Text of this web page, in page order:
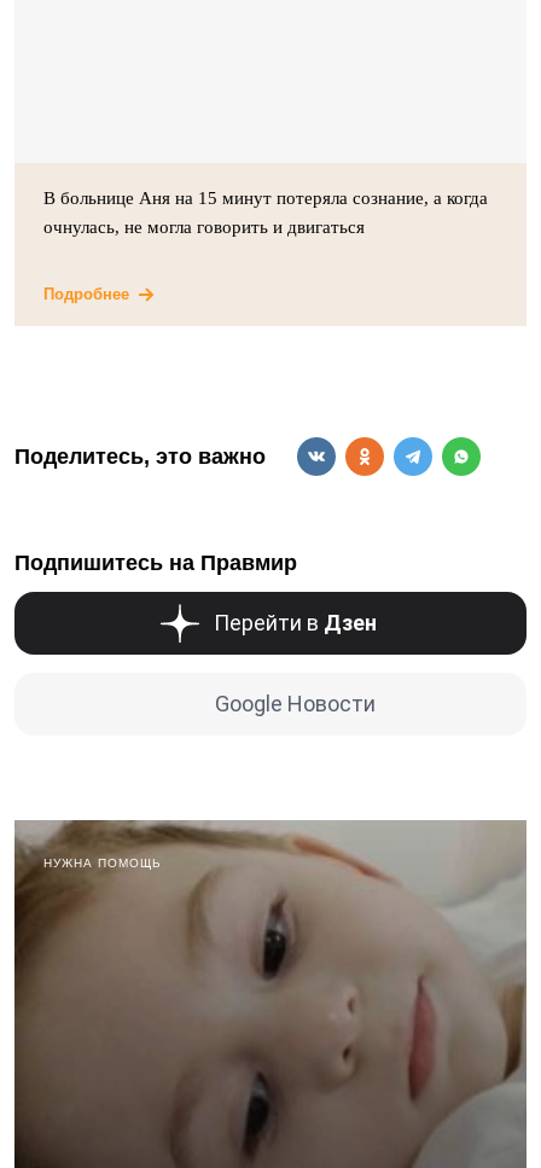
В больнице Аня на 15 минут потеряла сознание, а когда
очнулась, не могла говорить и двигаться
Подробнее
Поделитесь, это важно
Подпишитесь на Правмир
Перейти в Дзен
Google Новости
НУЖНА ПОМОЩЬ